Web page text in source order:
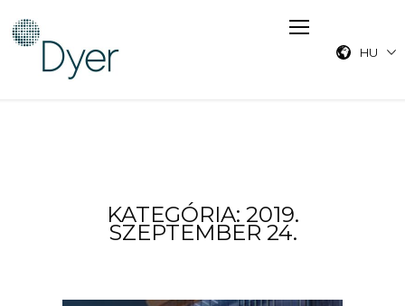
HU
KATEGÓRIA: 2019.
SZEPTEMBER 24.